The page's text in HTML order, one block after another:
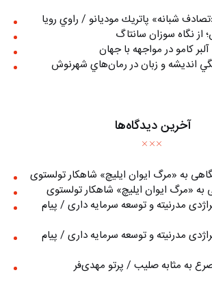
شبانه» پاتريك موديانو / راوي رويا
از نگاه سوزان سانتاگ
کامو در مواجهه با جهان
انديشه و زبان در رمان‌هاي شهرنوش
آخرین دیدگاه‌ها
به «مرگ ايوان ايليچ» شاهکار تولستوی
به «مرگ ايوان ايليچ» شاهکار تولستوی
مدرنیته و توسعه سرمایه داری / پیام
مدرنیته و توسعه سرمایه داری / پیام
به مثابه صلیب / پرتو مهدی‌فر